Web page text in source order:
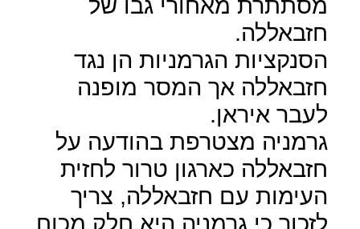
חזבאללה.
הסנקציות הגרמניות הן נגד
חזבאללה אך המסר מופנה
לעבר איראן.
גרמניה מצטרפת בהודעה על
חזבאללה כארגון טרור לחזית
העימות עם חזבאללה, צריך
לזכור כי גרמניה היא חלק מכוח